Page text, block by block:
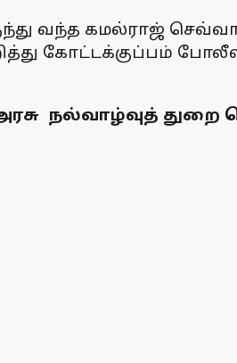
வந்த கமல்ராஜ்
கோட்டக்குப்பம்
நல்வாழ்வுத்